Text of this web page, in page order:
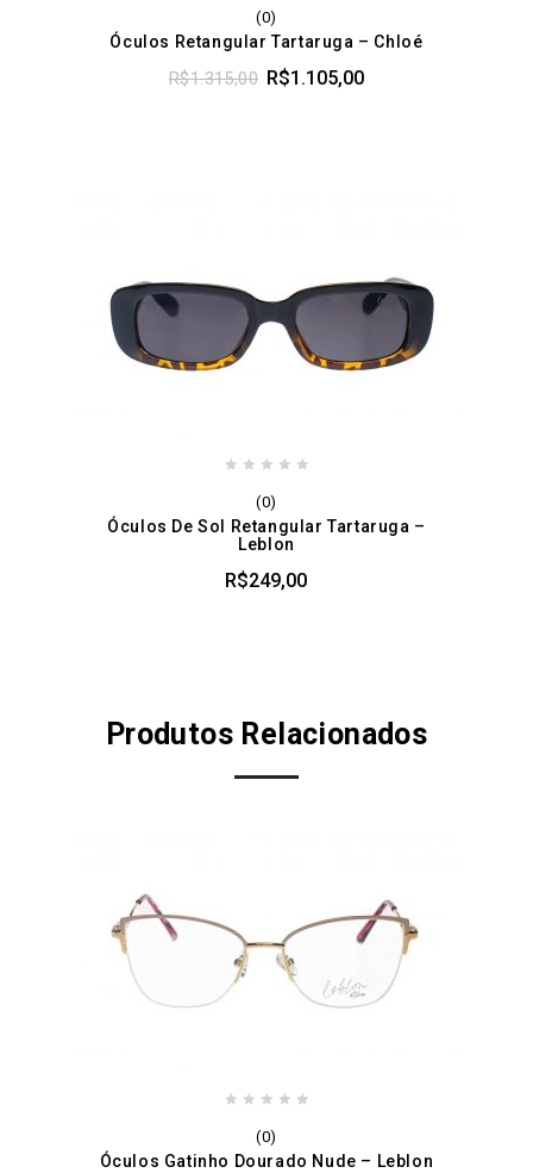
of
(0)
Óculos Retangular Tartaruga – Chloé
R$1.315,00 R$1.105,00
of
(0)
Óculos De Sol Retangular Tartaruga –
Leblon
R$249,00
Produtos Relacionados
of
(0)
Óculos Gatinho Dourado Nude – Leblon